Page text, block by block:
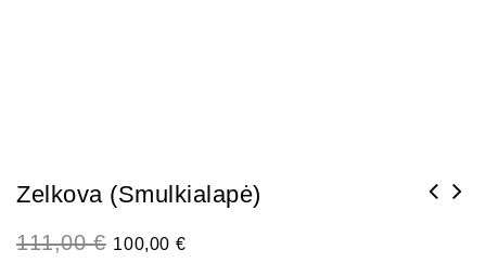
Zelkova (smulkialapė)
111,00€ 100,00 €